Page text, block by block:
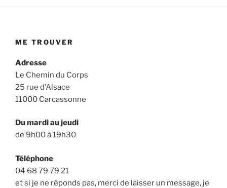
ME TROUVER
Adresse
Le Chemin du Corps
25 rue d’Alsace
11000 Carcassonne
Du mardi au jeudi
de 9h00 à 19h30
Téléphone
04 68 79 79 21
et si je ne réponds pas, merci de laisser un message, je